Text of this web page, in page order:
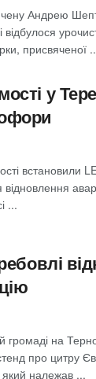
Андрею
присвяченої
у
встановили
...
громаді на
про цитру
який належав ...